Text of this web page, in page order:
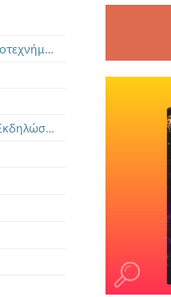
Δυναμιτάκια – Παιδικά Πυροτεχνήματα
Πυροτεχνήματα Γάμου και Εκδηλώσεων